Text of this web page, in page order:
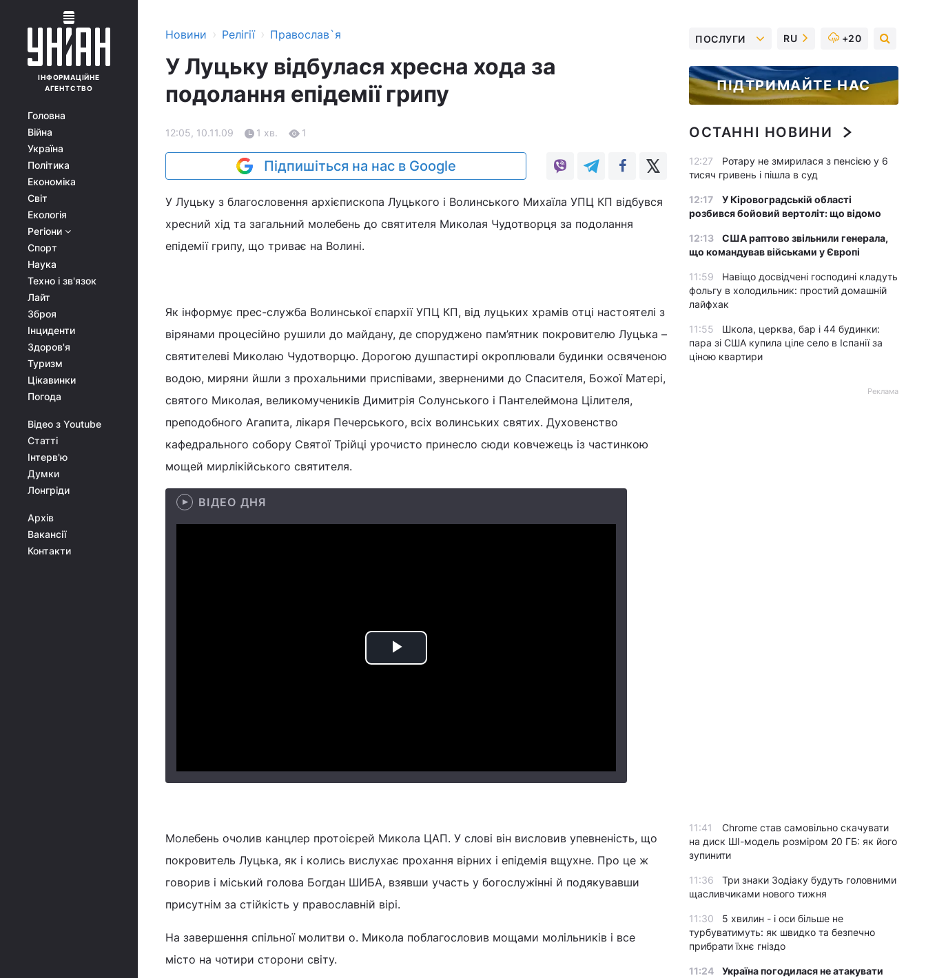
ІНФОРМАЦІЙНЕ
АГЕНТСТВО
Головна
Війна
Україна
Політика
Економіка
Світ
Екологія
Регіони
Спорт
Наука
Техно і зв'язок
Лайт
Зброя
Інциденти
Здоров'я
Туризм
Цікавинки
Погода
Відео з Youtube
Статті
Інтерв'ю
Думки
Лонгріди
Архів
Вакансії
Контакти
Новини › Релігії › Православ`я
У Луцьку відбулася хресна хода за
подолання епідемії грипу
12:05, 10.11.09 1 хв. 1
Підпишіться на нас в Google
У Луцьку з благословення архієпископа Луцького і Волинського Михаїла УПЦ КП відбувся
хресний хід та загальний молебень до святителя Миколая Чудотворця за подолання
епідемії грипу, що триває на Волині.
Як інформує прес-служба Волинської єпархії УПЦ КП, від луцьких храмів отці настоятелі з
вірянами процесійно рушили до майдану, де споруджено пам’ятник покровителю Луцька –
святителеві Миколаю Чудотворцю. Дорогою душпастирі окроплювали будинки освяченою
водою, миряни йшли з прохальними приспівами, зверненими до Спасителя, Божої Матері,
святого Миколая, великомучеників Димитрія Солунського і Пантелеймона Цілителя,
преподобного Агапита, лікаря Печерського, всіх волинських святих. Духовенство
кафедрального собору Святої Трійці урочисто принесло сюди ковчежець із частинкою
мощей мирлікійського святителя.
ВІДЕО ДНЯ
Play
Молебень очолив канцлер протоієрей Микола ЦАП. У слові він висловив упевненість, що
покровитель Луцька, як і колись вислухає прохання вірних і епідемія вщухне. Про це ж
говорив і міський голова Богдан ШИБА, взявши участь у богослужінні й подякувавши
присутнім за стійкість у православній вірі.
На завершення спільної молитви о. Микола поблагословив мощами молільників і все
місто на чотири сторони світу.
ПОСЛУГИ RU +20
ПІДТРИМАЙТЕ НАС
ОСТАННІ НОВИНИ
12:27
Ротару не змирилася з пенсією у 6
тисяч гривень і пішла в суд
12:17
У Кіровоградській області
розбився бойовий вертоліт: що відомо
12:13
США раптово звільнили генерала,
що командував військами у Європі
11:59
Навіщо досвідчені господині кладуть
фольгу в холодильник: простий домашній
лайфхак
11:55
Школа, церква, бар і 44 будинки:
пара зі США купила ціле село в Іспанії за
ціною квартири
Реклама
11:41
Chrome став самовільно скачувати
на диск ШІ-модель розміром 20 ГБ: як його
зупинити
11:36
Три знаки Зодіаку будуть головними
щасливчиками нового тижня
11:30
5 хвилин - і оси більше не
турбуватимуть: як швидко та безпечно
прибрати їхнє гніздо
11:24
Україна погодилася не атакувати